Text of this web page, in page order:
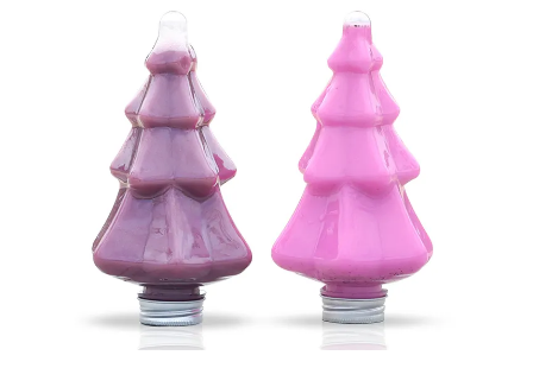
προσωπικοποιημένη προσφορά σας.